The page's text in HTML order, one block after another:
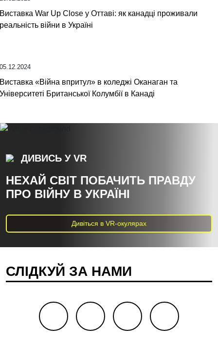
Виставка War Up Close у Оттаві: як канадці проживали
реальність війни в Україні
05.12.2024
Виставка «Війна впритул» в коледжі Оканаган та
Університеті Британської Колумбії в Канаді
ДИВИСЬ У VR
НЕХАЙ СВІТ ПОБАЧИТЬ ПРАВДУ
ПРО ВІЙНУ В УКРАЇНІ
Дивіться в VR-окулярах
СЛІДКУЙ ЗА НАМИ
facebook youtube instagram